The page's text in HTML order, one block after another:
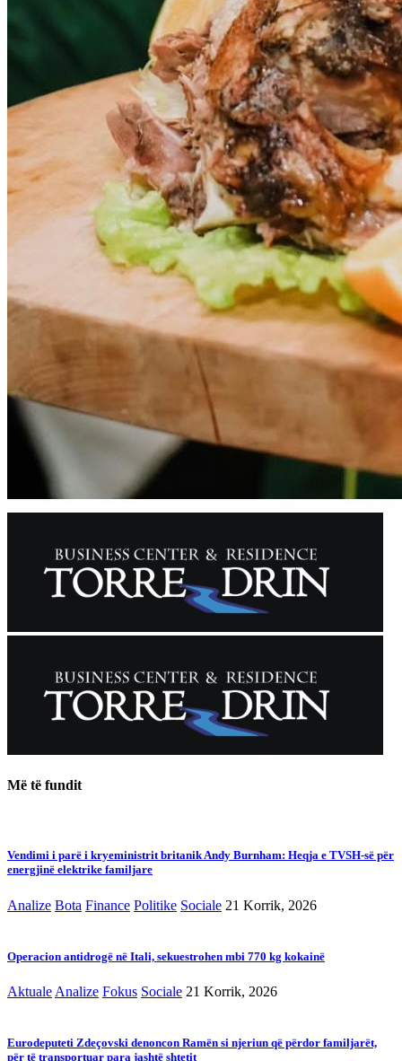
Më të fundit
Vendimi i parë i kryeministrit britanik Andy Burnham: Heqja e TVSH-së për
energjinë elektrike familjare
Analize Bota Finance Politike Sociale 21 Korrik, 2026
Operacion antidrogë në Itali, sekuestrohen mbi 770 kg kokainë
Aktuale Analize Fokus Sociale 21 Korrik, 2026
Eurodeputeti Zdeçovski denoncon Ramën si njeriun që përdor familjarët,
për të transportuar para jashtë shtetit